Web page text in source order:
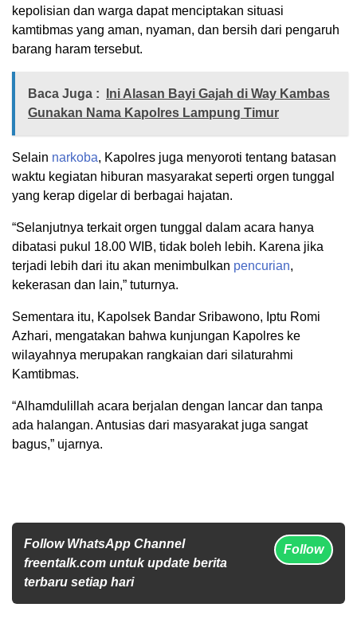
kepolisian dan warga dapat menciptakan situasi
kamtibmas yang aman, nyaman, dan bersih dari pengaruh
barang haram tersebut.
Baca Juga :
Ini Alasan Bayi Gajah di Way Kambas
Gunakan Nama Kapolres Lampung Timur
Selain narkoba, Kapolres juga menyoroti tentang batasan
waktu kegiatan hiburan masyarakat seperti orgen tunggal
yang kerap digelar di berbagai hajatan.
“Selanjutnya terkait orgen tunggal dalam acara hanya
dibatasi pukul 18.00 WIB, tidak boleh lebih. Karena jika
terjadi lebih dari itu akan menimbulkan pencurian,
kekerasan dan lain,” tuturnya.
Sementara itu, Kapolsek Bandar Sribawono, Iptu Romi
Azhari, mengatakan bahwa kunjungan Kapolres ke
wilayahnya merupakan rangkaian dari silaturahmi
Kamtibmas.
“Alhamdulillah acara berjalan dengan lancar dan tanpa
ada halangan. Antusias dari masyarakat juga sangat
bagus,” ujarnya.
Follow WhatsApp Channel
freentalk.com untuk update berita
terbaru setiap hari
Follow